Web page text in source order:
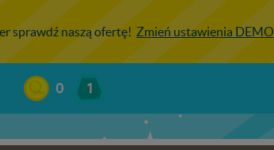
sprawdź naszą ofertę! Zmień ustawienia DEMO
0 1